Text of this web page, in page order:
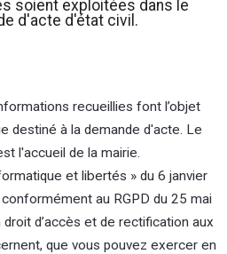
soient exploitées dans le
d'acte d'état civil.
recueillies font l’objet
destiné à la demande d'acte. Le
l'accueil de la mairie.
et libertés » du 6 janvier
au RGPD du 25 mai
d’accès et de rectification aux
que vous pouvez exercer en